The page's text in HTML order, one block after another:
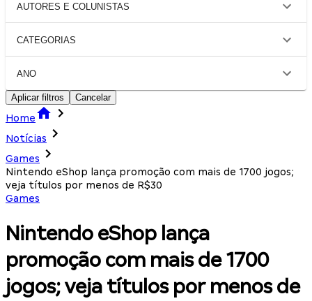
AUTORES E COLUNISTAS
CATEGORIAS
ANO
Aplicar filtros Cancelar
Home
Notícias
Games
Nintendo eShop lança promoção com mais de 1700 jogos;
veja títulos por menos de R$30
Games
Nintendo eShop lança
promoção com mais de 1700
jogos; veja títulos por menos de